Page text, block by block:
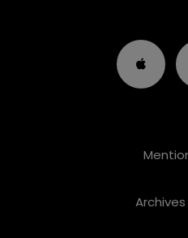
Archives